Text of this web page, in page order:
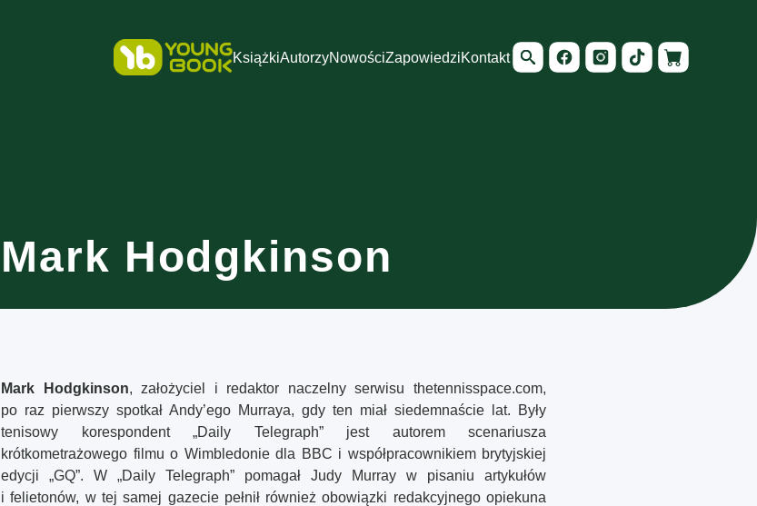
KsiążkiAutorzyNowościZapowiedziKontakt
Mark Hodgkinson
Mark Hodgkinson, założyciel i redaktor naczelny serwisu thetennisspace.com,
po raz pierwszy spotkał Andy’ego Murraya, gdy ten miał siedemnaście lat. Były
tenisowy korespondent „Daily Telegraph” jest autorem scenariusza
krótkometrażowego filmu o Wimbledonie dla BBC i współpracownikiem brytyjskiej
edycji „GQ”. W „Daily Telegraph” pomagał Judy Murray w pisaniu artykułów
i felietonów, w tej samej gazecie pełnił również obowiązki redakcyjnego opiekuna